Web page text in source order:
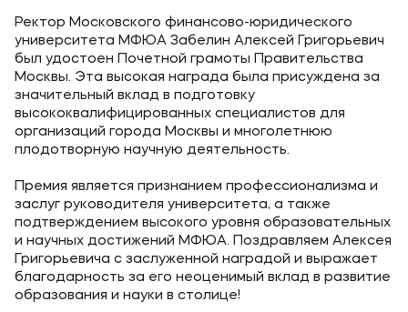
Ректор Московского финансово-юридического
университета МФЮА Забелин Алексей Григорьевич
был удостоен Почетной грамоты Правительства
Москвы. Эта высокая награда была присуждена за
значительный вклад в подготовку
высококвалифицированных специалистов для
организаций города Москвы и многолетнюю
плодотворную научную деятельность.
Премия является признанием профессионализма и
заслуг руководителя университета, а также
подтверждением высокого уровня образовательных
и научных достижений МФЮА. Поздравляем Алексея
Григорьевича с заслуженной наградой и выражает
благодарность за его неоценимый вклад в развитие
образования и науки в столице!